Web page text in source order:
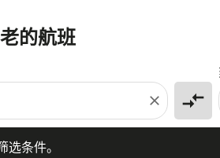
的航班
close compare_arrows
条件。
条件。